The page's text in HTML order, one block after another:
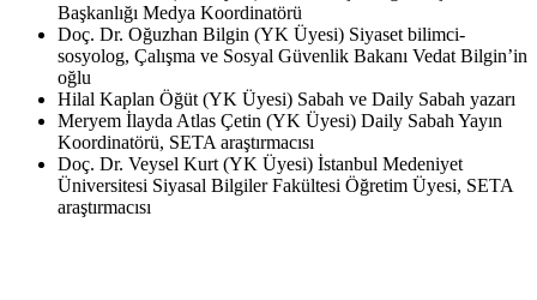
Başkanlığı Medya Koordinatörü
Doç. Dr. Oğuzhan Bilgin (YK Üyesi) Siyaset bilimci-
sosyolog, Çalışma ve Sosyal Güvenlik Bakanı Vedat Bilgin’in
oğlu
Hilal Kaplan Öğüt (YK Üyesi) Sabah ve Daily Sabah yazarı
Meryem İlayda Atlas Çetin (YK Üyesi) Daily Sabah Yayın
Koordinatörü, SETA araştırmacısı
Doç. Dr. Veysel Kurt (YK Üyesi) İstanbul Medeniyet
Üniversitesi Siyasal Bilgiler Fakültesi Öğretim Üyesi, SETA
araştırmacısı